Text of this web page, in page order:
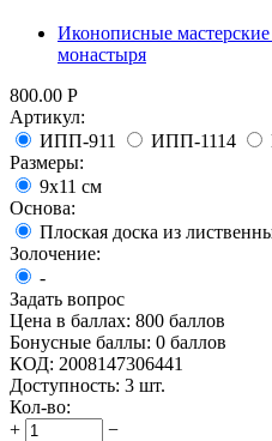
Иконописные
монастыря
800.00 Р
Артикул:
ИПП-911
ИПП-1114
Размеры:
9х11 см
Основа:
Плоская доска из
Золочение:
-
Задать вопрос
Цена в баллах: 800 баллов
Бонусные баллы: 0 баллов
КОД: 2008147306441
Доступность: 3 шт.
Кол-во:
+
−